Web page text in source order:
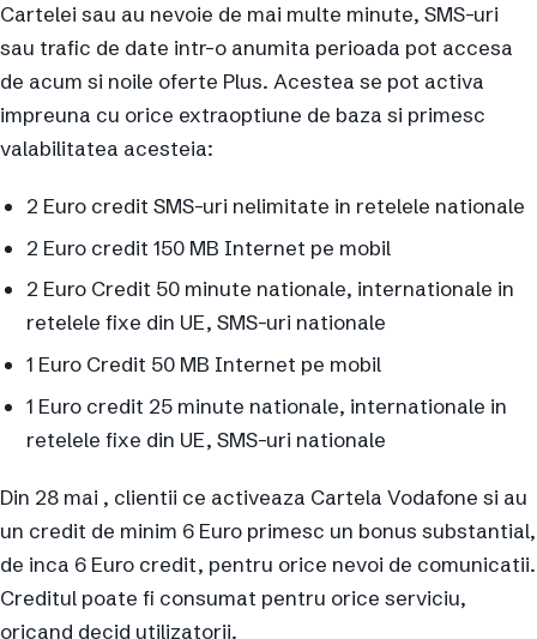
Cartelei sau au nevoie de mai multe minute, SMS-uri
sau trafic de date intr-o anumita perioada pot accesa
de acum si noile oferte Plus. Acestea se pot activa
impreuna cu orice extraoptiune de baza si primesc
valabilitatea acesteia:
2 Euro credit SMS-uri nelimitate in retelele nationale
2 Euro credit 150 MB Internet pe mobil
2 Euro Credit 50 minute nationale, internationale in
retelele fixe din UE, SMS-uri nationale
1 Euro Credit 50 MB Internet pe mobil
1 Euro credit 25 minute nationale, internationale in
retelele fixe din UE, SMS-uri nationale
Din 28 mai , clientii ce activeaza Cartela Vodafone si au
un credit de minim 6 Euro primesc un bonus substantial,
de inca 6 Euro credit, pentru orice nevoi de comunicatii.
Creditul poate fi consumat pentru orice serviciu,
oricand decid utilizatorii.